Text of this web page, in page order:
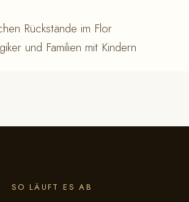
Rückstände im Flor
und Familien mit Kindern
SO LÄUFT ES AB